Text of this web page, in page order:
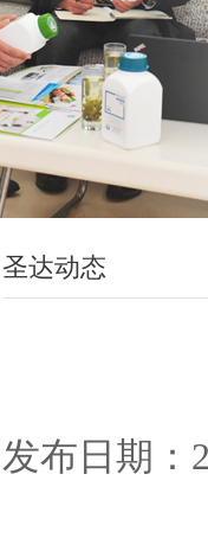
圣达动态
发布日期：